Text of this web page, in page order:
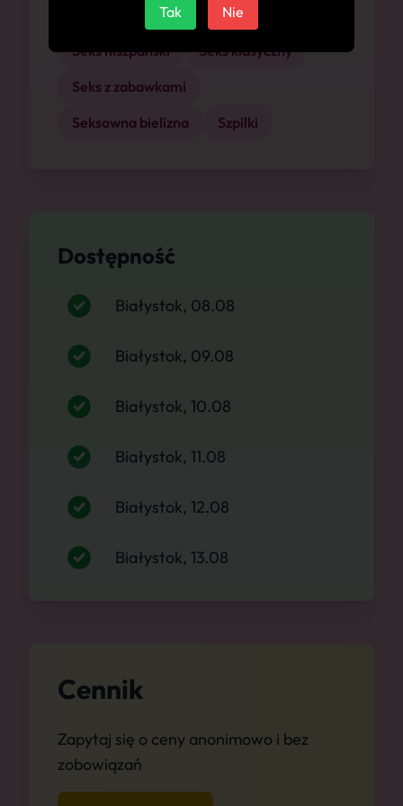
Seks Oralny
Seks hiszpański
Seks klasyczny
Seks z zabawkami
Seksowna bielizna
Szpilki
Dostępność
Białystok, 08.08
Białystok, 09.08
Białystok, 10.08
Białystok, 11.08
Białystok, 12.08
Białystok, 13.08
Cennik
Zapytaj się o ceny anonimowo i bez
zobowiązań
Tak Nie